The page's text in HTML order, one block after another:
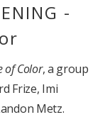
-
of Color, a group
Frize, Imi
Metz.